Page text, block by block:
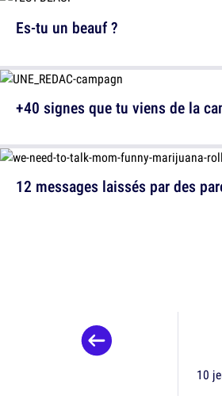
12 messages laissés par des
Es-tu un beauf ?
+40 signes que tu viens de la
10